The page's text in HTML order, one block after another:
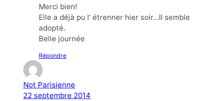
Merci bien!
Elle a déjà pu l’ étrenner hier soir…Il semble
adopté.
Belle journée
Répondre
Not Parisienne
22 septembre 2014